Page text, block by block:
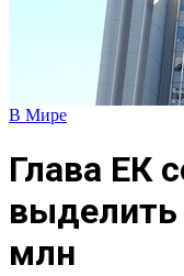
В Мире
Глава ЕК
выделить
млн